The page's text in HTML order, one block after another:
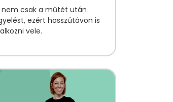
nem csak a műtét után
ezért hosszútávon is
vele.